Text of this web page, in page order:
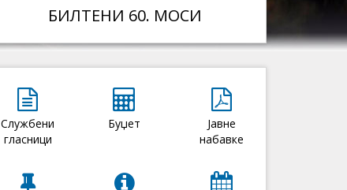
БИЛТЕНИ 60. МОСИ
Службени
гласници
Буџет
Јавне
набавке